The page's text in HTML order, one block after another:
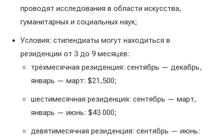
проводят исследования в области искусства,
гуманитарных и социальных наук;
Условия: стипендиаты могут находиться в
резиденции от 3 до 9 месяцев:
трёхмесячная резиденция: сентябрь — декабрь,
январь — март: $21,500;
шестимесячная резиденция: сентябрь — март,
январь — июнь: $43 000;
девятимесячная резиденция: сентябрь — июнь: